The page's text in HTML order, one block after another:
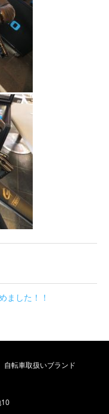
ました！！
自転車取扱いブランド